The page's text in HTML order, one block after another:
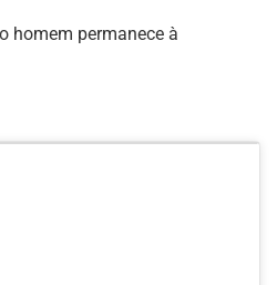
homem permanece à